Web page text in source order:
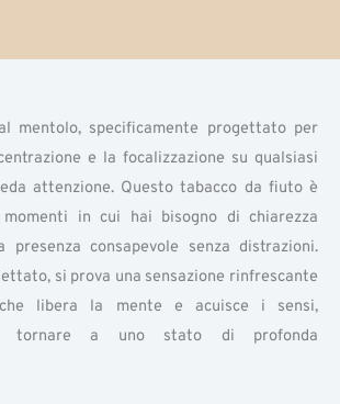
mentolo, specificamente progettato per
e la focalizzazione su qualsiasi
attenzione. Questo tabacco da fiuto è
in cui hai bisogno di chiarezza
consapevole senza distrazioni.
si prova una sensazione rinfrescante
libera la mente e acuisce i sensi,
tornare a uno stato di profonda